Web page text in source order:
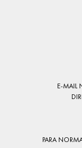
E-MAIL
PARA